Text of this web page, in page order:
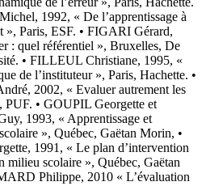
1992, « De l’apprentissage à
», Paris, ESF. • FIGARI Gérard,
: quel référentiel », Bruxelles, De
• FILLEUL Christiane, 1995, «
de l’instituteur », Paris, Hachette. •
2002, « Evaluer autrement les
PUF. • GOUPIL Georgette et
1993, « Apprentissage et
», Québec, Gaëtan Morin, •
1991, « Le plan d’intervention
milieu scolaire », Québec, Gaëtan
Philippe, 2010 « L’évaluation